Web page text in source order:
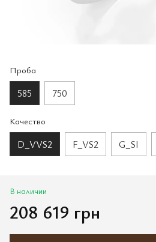
Проба
585 750
Качество
D_VVS2 F_VS2 G_SI
В наличии
208 619 грн